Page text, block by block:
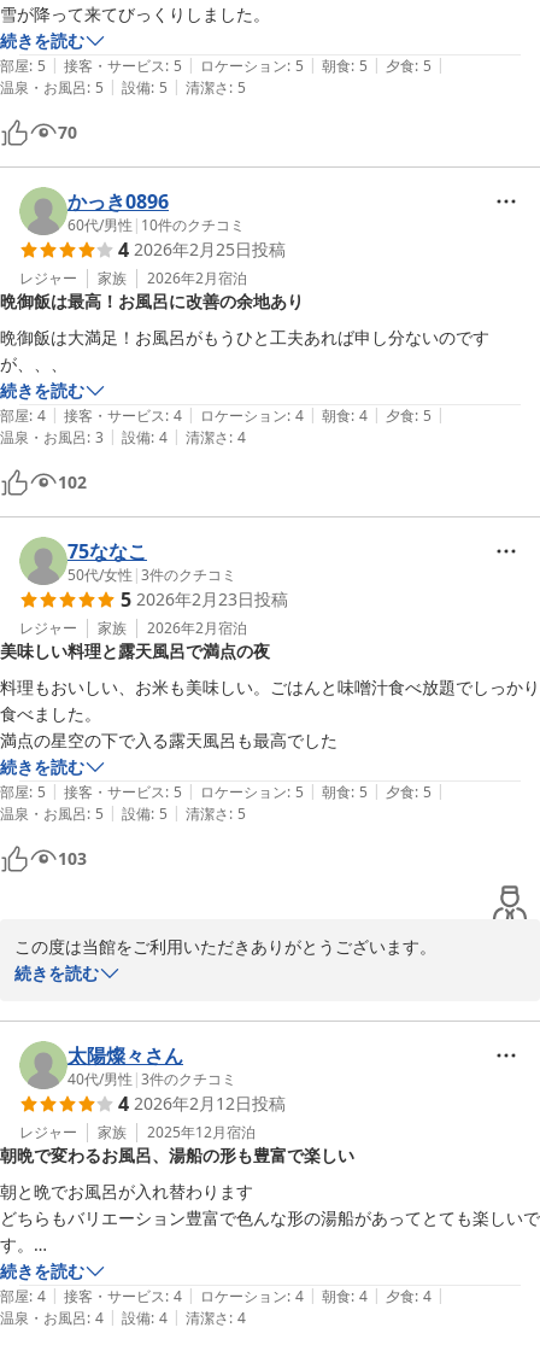
雪が降って来てびっくりしました。
続きを読む
部屋: 5 | 接客・サービス: 5 | ロケーション: 5 | 朝食: 5 | 夕食: 5 |
温泉・お風呂: 5 | 設備: 5 | 清潔さ: 5
70
かっき0896
60代/男性 | 10件のクチコミ
4 2026年2月25日投稿
レジャー 家族 2026年2月宿泊
晩御飯は最高！お風呂に改善の余地あり
晩御飯は大満足！お風呂がもうひと工夫あれば申し分ないのです
が、、、
続きを読む
部屋: 4 | 接客・サービス: 4 | ロケーション: 4 | 朝食: 4 | 夕食: 5 |
温泉・お風呂: 3 | 設備: 4 | 清潔さ: 4
102
75ななこ
50代/女性 |3件のクチコミ
5 2026年2月23日投稿
レジャー 家族 2026年2月宿泊
美味しい料理と露天風呂で満点の夜
料理もおいしい、お米も美味しい。ごはんと味噌汁食べ放題でしっかり
食べました。
満点の星空の下で入る露天風呂も最高でした
続きを読む
部屋: 5 | 接客・サービス: 5 | ロケーション: 5 | 朝食: 5 | 夕食: 5 |
温泉・お風呂: 5 | 設備: 5 | 清潔さ: 5
103
この度は当館をご利用いただきありがとうございます。
す！たくさんおかわりして、お腹いっぱい大満足していただけたご
様子が目に浮かび、私共も嬉しくなります。
満天の星空を眺めながらの露天風呂も「最高」と言っていただき嬉
しく思います。澄んだ空気の中で見上げる星空は、三瓶ならではの
特別な時間ですよね。
ぜひまた、美味しいご飯と温泉でのんびりしにいらしてください。
スタッフ一同お待ちしております。
三瓶温泉 国民宿舎さんべ荘
2026-03-07
続きを読む
太陽燦々さん
40代/男性 |3件のクチコミ
4 2026年2月12日投稿
レジャー 家族 2025年12月宿泊
朝晩で変わるお風呂、湯船の形も豊富で楽しい
朝と晩でお風呂が入れ替わります
どちらもバリエーション豊富で色んな形の湯船があってとても楽しいで
す。
続きを読む
部屋: 4 | 接客・サービス: 4 | ロケーション: 4 | 朝食: 4 | 夕食: 4 |
温泉・お風呂: 4 | 設備: 4 | 清潔さ: 4